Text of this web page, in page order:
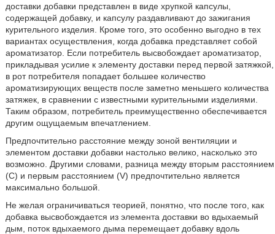
доставки добавки представлен в виде хрупкой капсулы,
содержащей добавку, и капсулу раздавливают до зажигания
курительного изделия. Кроме того, это особенно выгодно в тех
вариантах осуществления, когда добавка представляет собой
ароматизатор. Если потребитель высвобождает ароматизатор,
прикладывая усилие к элементу доставки перед первой затяжкой,
в рот потребителя попадает большее количество
ароматизирующих веществ после заметно меньшего количества
затяжек, в сравнении с известными курительными изделиями.
Таким образом, потребитель преимущественно обеспечивается
другим ощущаемым впечатлением.
Предпочтительно расстояние между зоной вентиляции и
элементом доставки добавки настолько велико, насколько это
возможно. Другими словами, разница между вторым расстоянием
(C) и первым расстоянием (V) предпочтительно является
максимально большой.
Не желая ограничиваться теорией, понятно, что после того, как
добавка высвобождается из элемента доставки во вдыхаемый
дым, поток вдыхаемого дыма перемещает добавку вдоль